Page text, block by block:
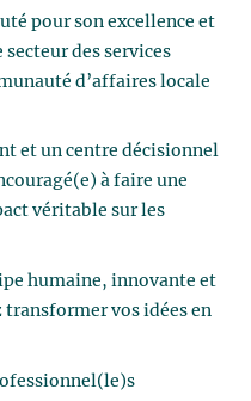
pour son excellence et
des services
d’affaires locale
et un centre décisionnel
à faire une
véritable sur les
humaine, innovante et
vos idées en